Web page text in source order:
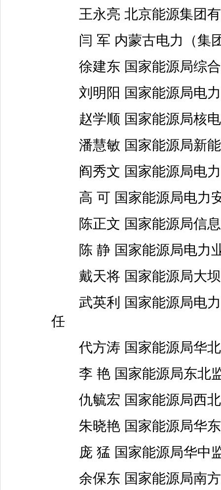
王永亮 北京能源集团有
闫 军 内蒙古电力（集
徐建东 国家能源局综合
刘明阳 国家能源局电力
赵学顺 国家能源局核电
潘慧敏 国家能源局新能
阎秀文 国家能源局电力
高 可 国家能源局电力
陈正文 国家能源局信息
陈 静 国家能源局电力
戴天将 国家能源局大坝
武英利 国家能源局电力
任
代方涛 国家能源局华北
李 艳 国家能源局东北
仇毓宏 国家能源局西北
朱晓艳 国家能源局华东
庞 猛 国家能源局华中
余保东 国家能源局南方